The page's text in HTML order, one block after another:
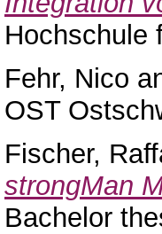
Hochschule
Fehr, Nico
OST
Fischer,
strongMan
Bachelor